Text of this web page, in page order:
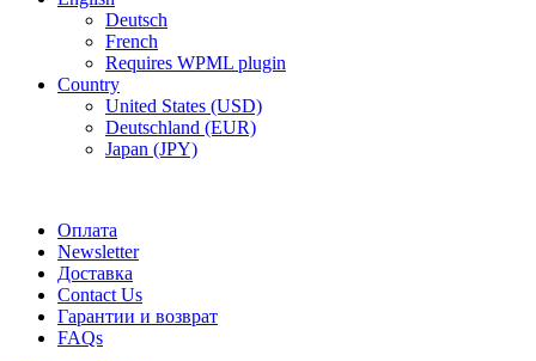
Deutsch
French
Requires WPML plugin
Country
United States (USD)
Deutschland (EUR)
Japan (JPY)
Оплата
Newsletter
Доставка
Contact Us
Гарантии и возврат
FAQs